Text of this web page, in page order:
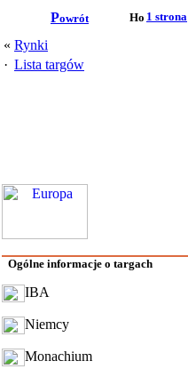
Powrót 1 strona
« Rynki
· Lista targów
Ogólne informacje o targach
IBA
Niemcy
Monachium